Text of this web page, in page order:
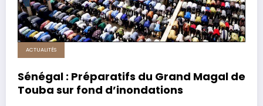
ACTUALITÉS
Sénégal : Préparatifs du Grand Magal de
Touba sur fond d’inondations